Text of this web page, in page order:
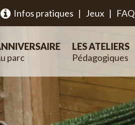
Infos pratiques | Jeux | FAQ
parc
LES ATELIERS
Pédagogiques